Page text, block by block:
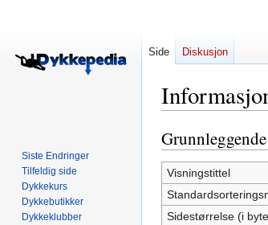
Hopp
til
navigering
Hopp
til
søk
Visningstittel
Sidestørrelse (i
Side Diskusjon
Siste Endringer
Tilfeldig side
Dykkekurs
Dykkebutikker
Dykkeklubber